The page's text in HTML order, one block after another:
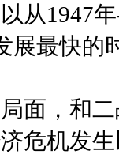
从1947
展最快
面，和
危机发